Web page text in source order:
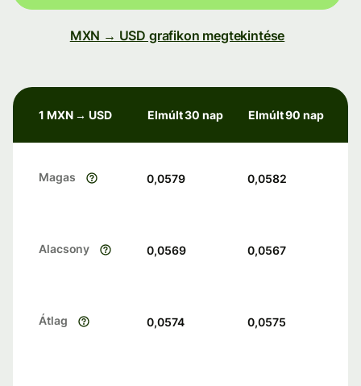
MXN → USD grafikon megtekintése
1 MXN → USD Elmúlt 30 nap Elmúlt 90 nap
Magas 0,0579 0,0582
Alacsony 0,0569 0,0567
Átlag 0,0574 0,0575